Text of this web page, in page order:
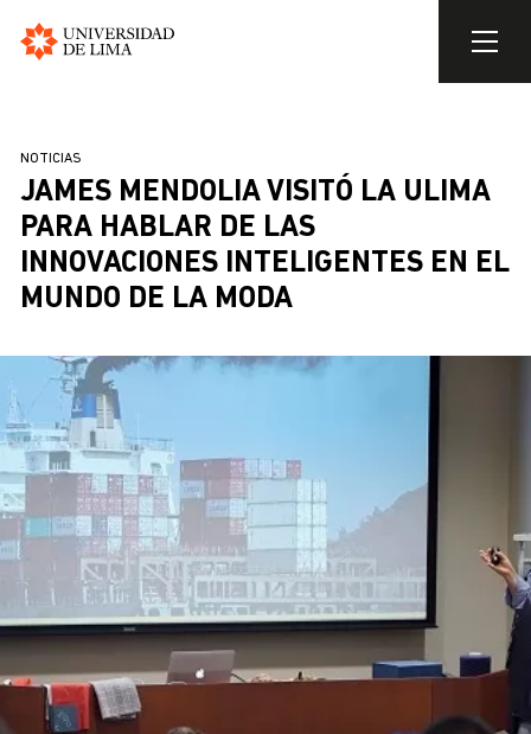
contenido
principal
SOBRESCRIBIR
ENLACES
DE
AYUDA
A
NOTICIAS
JAMES MENDOLIA VISITÓ LA ULIMA
PARA HABLAR DE LAS
INNOVACIONES INTELIGENTES EN EL
MUNDO DE LA MODA